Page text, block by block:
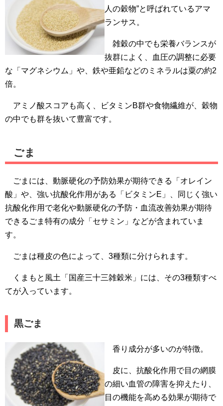
人の穀物”と呼ばれているアマ
ランサス。
雑穀の中でも栄養バランスが
抜群によく、血圧の調整に必要
な「マグネシウム」や、鉄や亜鉛などのミネラルは粟の約2
倍。
アミノ酸スコアも高く、ビタミンB群や食物繊維が、穀物
の中でも群を抜いて豊富です。
ごま
ごまには、動脈硬化の予防効果が期待できる「オレイン
酸」や、強い抗酸化作用がある「ビタミンE」、同じく強い
抗酸化作用で老化や動脈硬化の予防・血流改善効果が期待
できるごま特有の成分「セサミン」などが含まれていま
す。
ごまは種皮の色によって、3種類に分けられます。
くまもと風土「国産三十三雑穀米」には、その3種類すべ
てが入っています。
黒ごま
香り成分が多いのが特徴。
皮に、抗酸化作用で目の網膜
の細い血管の障害を抑えたり、
目の機能を高める効果が期待で